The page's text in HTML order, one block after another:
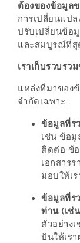
ใจ
กรรม
จาก
ที่
ต้อง
ห้าม
พลาด
ฤดู
หนาว
นี้
ต้องของข้อมูลข
การเปลี่ยนแป
ปรับเปลี่ยนข้อ
และสมบูรณ์ที่สุ
เราเก็บรวบร
แหล่งที่มาของ
จำกัดเฉพาะ:
ข้อมูลที่ร
เช่น ข้อ
ติดต่อ ข้
เอกสาร
มอบให้เ
ข้อมูลที่ร
ท่าน (เช่
ตัวอย่าง
ปันให้เร